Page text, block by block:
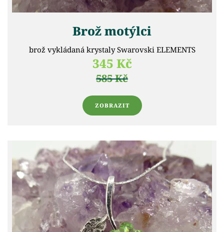
Brož motýlci
brož vykládaná krystaly Swarovski ELEMENTS
345 Kč
585 Kč
ZOBRAZIT